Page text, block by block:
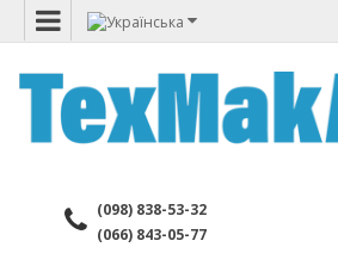
(098) 838-53-32
(066) 843-05-77